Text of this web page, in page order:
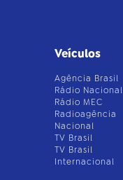
Veículos
Agência Brasil
Rádio Nacional
Rádio MEC
Radioagência
Nacional
TV Brasil
TV Brasil
Internacional